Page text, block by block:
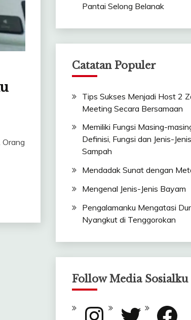
Pantai Selong Belanak
Catatan Populer
Tips Sukses Menjadi Host 2
Meeting Secara Bersamaan
Memiliki Fungsi Masing-
Definisi, Fungsi dan Jenis-
Sampah
Mendadak Sunat dengan
Mengenal Jenis-Jenis Bayam
Pengalamanku Mengatasi
Nyangkut di Tenggorokan
Follow Media Sosialku
Instagram Twitter Facebook